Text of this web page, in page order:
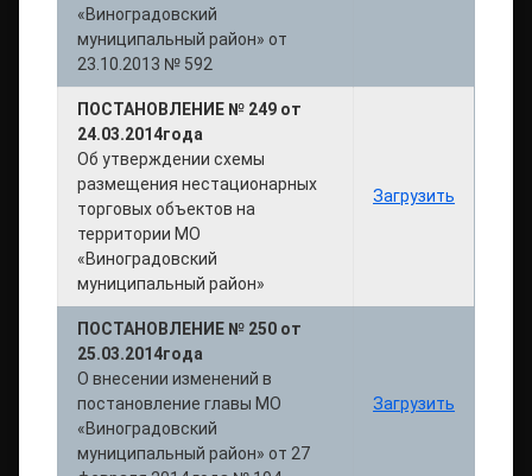
«Виноградовский
муниципальный район» от
23.10.2013 № 592
ПОСТАНОВЛЕНИЕ № 249 от
24.03.2014года
Об утверждении схемы
размещения нестационарных
торговых объектов на
территории МО
«Виноградовский
муниципальный район»
Загрузить
ПОСТАНОВЛЕНИЕ № 250 от
25.03.2014года
О внесении изменений в
постановление главы МО
«Виноградовский
муниципальный район» от 27
Загрузить